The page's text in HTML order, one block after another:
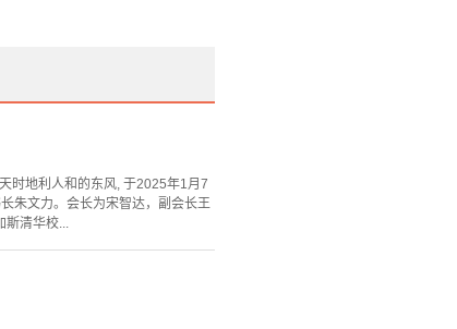
时地利人和的东风, 于2025年1月7
朱文力。会长为宋智达，副会长王
斯清华校...